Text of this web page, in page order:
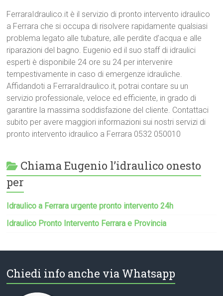
FerraraIdraulico.it è il servizio di pronto intervento idraulico
a Ferrara che si occupa di risolvere rapidamente qualsiasi
problema legato alle tubature, alle perdite d’acqua e alle
riparazioni del bagno. Eugenio ed il suo staff di idraulici
esperti è disponibile 24 ore su 24 per intervenire
tempestivamente in caso di emergenze idrauliche.
Affidandoti a FerraraIdraulico.it, potrai contare su un
servizio professionale, veloce ed efficiente, in grado di
garantire la massima soddisfazione del cliente. Contattaci
subito per avere maggiori informazioni sui nostri servizi di
pronto intervento idraulico a Ferrara 0532 050010
Chiama Eugenio l’idraulico onesto
per
Idraulico a Ferrara urgente pronto intervento 24h
Idraulico Pronto Intervento Ferrara e Provincia
Chiedi info anche via Whatsapp